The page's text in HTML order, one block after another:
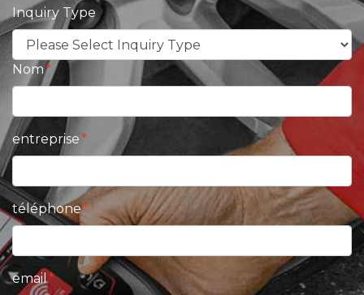
Inquiry Type
Nom
entreprise
téléphone
email